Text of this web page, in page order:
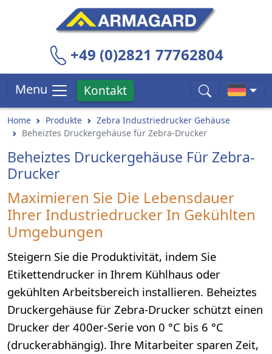
+49 (0)2821 77762804
Menu Kontakt
Home Produkte
Zebra Industriedrucker Gehäuse
Beheiztes Druckergehäuse für Zebra-Drucker
Beheiztes Druckergehäuse Für Zebra-
Drucker
Maximieren Sie Die Lebensdauer
Ihrer Industriedrucker In Gekühlten
Umgebungen
Steigern Sie die Produktivität, indem Sie
Etikettendrucker in Ihrem Kühlhaus oder
gekühlten Arbeitsbereich installieren. Beheiztes
Druckergehäuse für Zebra-Drucker schützt einen
Drucker der 400er-Serie von 0 °C bis 6 °C
(druckerabhängig). Ihre Mitarbeiter sparen Zeit,